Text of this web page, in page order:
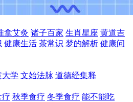
拿艾灸 诸子百家 生肖星座 黄道吉
健康生活 茶常识 梦的解析 健康问
大学 文始法脉 道德经集释
疗 秋季食疗 冬季食疗 能不能吃